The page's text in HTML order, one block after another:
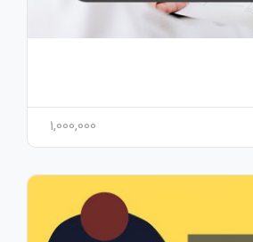
1,000,000